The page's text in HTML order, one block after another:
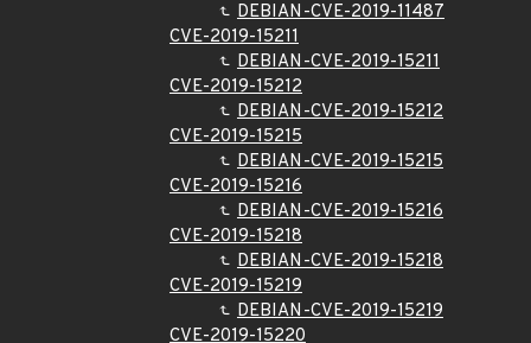
DEBIAN-CVE-2019-11487
CVE-2019-15211
DEBIAN-CVE-2019-15211
CVE-2019-15212
DEBIAN-CVE-2019-15212
CVE-2019-15215
DEBIAN-CVE-2019-15215
CVE-2019-15216
DEBIAN-CVE-2019-15216
CVE-2019-15218
DEBIAN-CVE-2019-15218
CVE-2019-15219
DEBIAN-CVE-2019-15219
CVE-2019-15220